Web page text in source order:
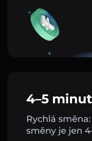
4–5
Rychlá
směny je jen